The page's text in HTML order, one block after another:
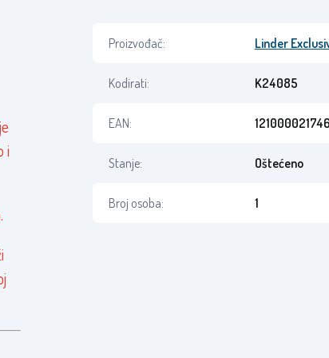
i
Proizvođač: Linder
Kodirati: K24085
EAN:
Stanje: Oštećeno
Broj osoba: 1